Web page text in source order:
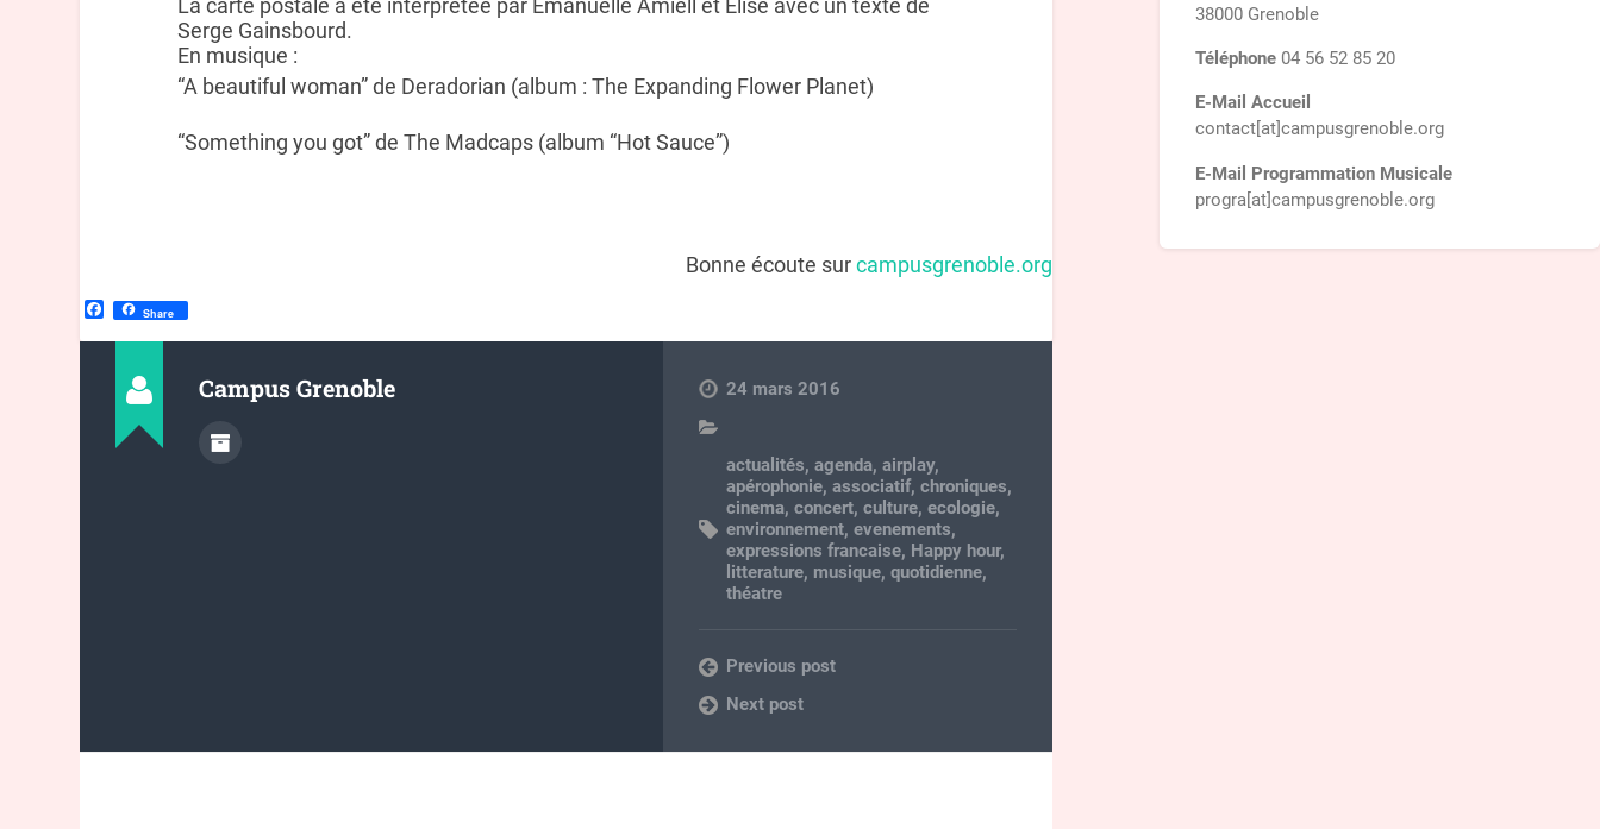
La carte postale a été interprétée par Emanuèlle Amiell et Elise avec un texte de
Serge Gainsbourd.
En musique :
“A beautiful woman” de Deradorian (album : The Expanding Flower Planet)
“Something you got” de The Madcaps (album “Hot Sauce”)
Bonne écoute surcampusgrenoble.org
Facebook
Share
Campus Grenoble 24 mars 2016
actualités,agenda,airplay,
apérophonie,associatif,chroniques,
cinema,concert,culture,ecologie,
environnement,evenements,
expressions francaise, Happy hour,
litterature, musique,quotidienne,
théatre
Previous post
Next post
38000 Grenoble
Téléphone 04 56 52 85 20
E-Mail Accueil
contact[at]campusgrenoble.org
E-Mail Programmation Musicale
progra[at]campusgrenoble.org